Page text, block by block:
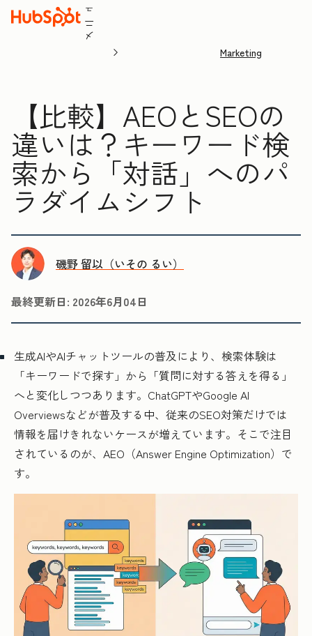
メ
ニ
ュ
Marketing
【比較】AEOとSEOの
違いは？キーワード検
索から「対話」へのパ
ラダイムシフト
磯野 留以（いその るい）
最終更新日: 2026年6月04日
生成AIやAIチャットツールの普及により、検索体験は
「キーワードで探す」から「質問に対する答えを得る」
へと変化しつつあります。ChatGPTやGoogle AI
Overviewsなどが普及する中、従来のSEO対策だけでは
情報を届けきれないケースが増えています。そこで注目
されているのが、AEO（Answer Engine Optimization）で
す。